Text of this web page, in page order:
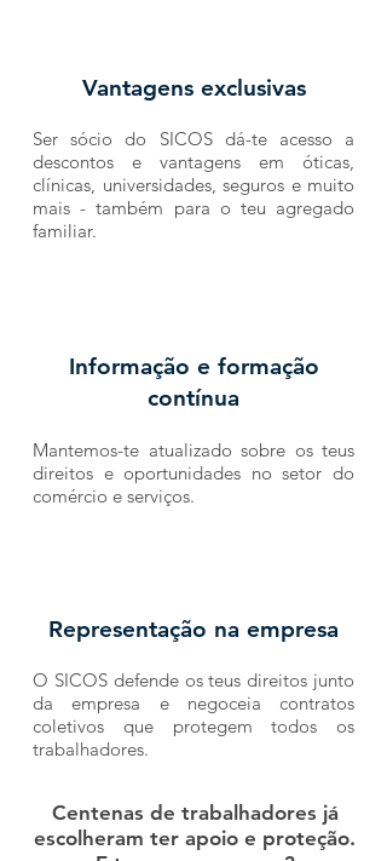
Vantagens exclusivas
Ser sócio do SICOS dá-te acesso a
descontos e vantagens em óticas,
clínicas, universidades, seguros e muito
mais - também para o teu agregado
familiar.
Informação e formação
contínua
Mantemos-te atualizado sobre os teus
direitos e oportunidades no setor do
comércio e serviços.
Representação na empresa
O SICOS defende os teus direitos junto
da empresa e negoceia contratos
coletivos que protegem todos os
trabalhadores.
Centenas de trabalhadores já
escolheram ter apoio e proteção.